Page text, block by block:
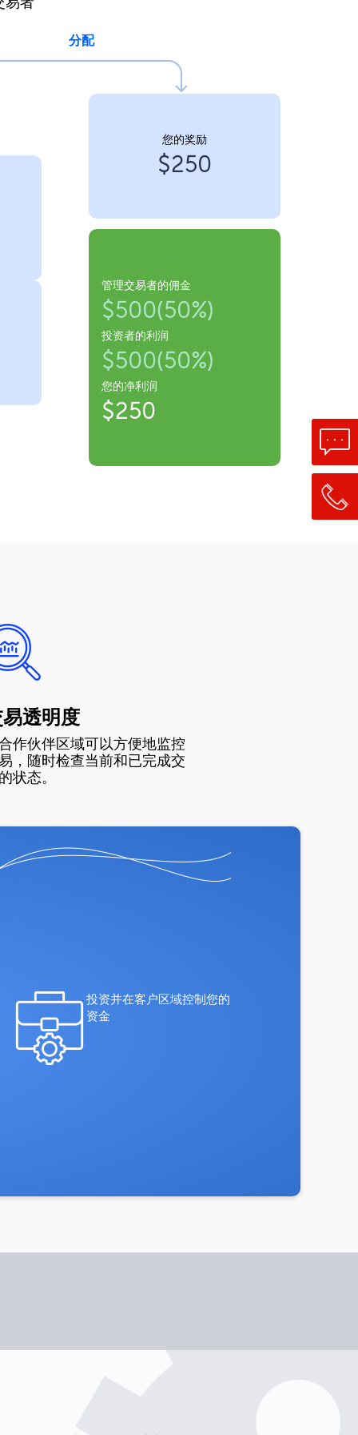
分配
您的奖励
$250
管理交易者的佣金
$500(50%)
投资者的利润
$500(50%)
您的净利润
$250
透明度
作伙伴区域可以方便地监控
，随时检查当前和已完成交
状态。
投资并在客户区域控制您的
资金